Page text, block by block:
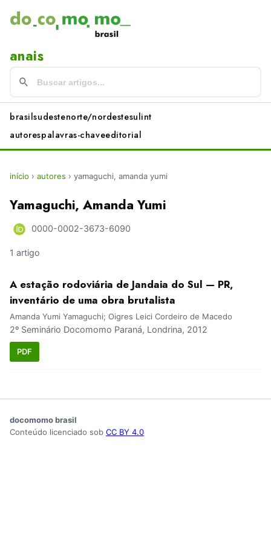
anais
brasilsudestenorte/nordestesulint
autorespalavras-chaveeditorial
início › autores › yamaguchi, amanda yumi
Yamaguchi, Amanda Yumi
0000-0002-3673-6090
1 artigo
A estação rodoviária de Jandaia do Sul — PR,
inventário de uma obra brutalista
Amanda Yumi Yamaguchi; Oigres Leici Cordeiro de Macedo
2º Seminário Docomomo Paraná, Londrina, 2012
PDF
docomomo brasil
Conteúdo licenciado sob CC BY 4.0